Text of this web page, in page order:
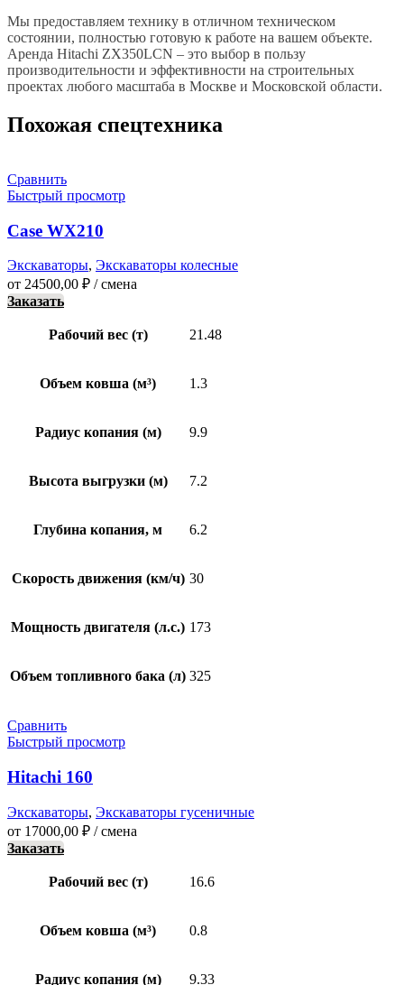
Мы предоставляем технику в отличном техническом
состоянии, полностью готовую к работе на вашем объекте.
Аренда Hitachi ZX350LCN – это выбор в пользу
производительности и эффективности на строительных
проектах любого масштаба в Москве и Московской области.
Похожая спецтехника
Сравнить
Быстрый просмотр
Case WX210
Экскаваторы, Экскаваторы колесные
от 24500,00 ₽ / смена
Заказать
Рабочий вес (т) 21.48
Объем ковша (м³) 1.3
Радиус копания (м) 9.9
Высота выгрузки (м) 7.2
Глубина копания, м 6.2
Скорость движения (км/ч) 30
Мощность двигателя (л.с.) 173
Объем топливного бака (л) 325
Сравнить
Быстрый просмотр
Hitachi 160
Экскаваторы, Экскаваторы гусеничные
от 17000,00 ₽ / смена
Заказать
Рабочий вес (т) 16.6
Объем ковша (м³) 0.8
Радиус копания (м) 9.33